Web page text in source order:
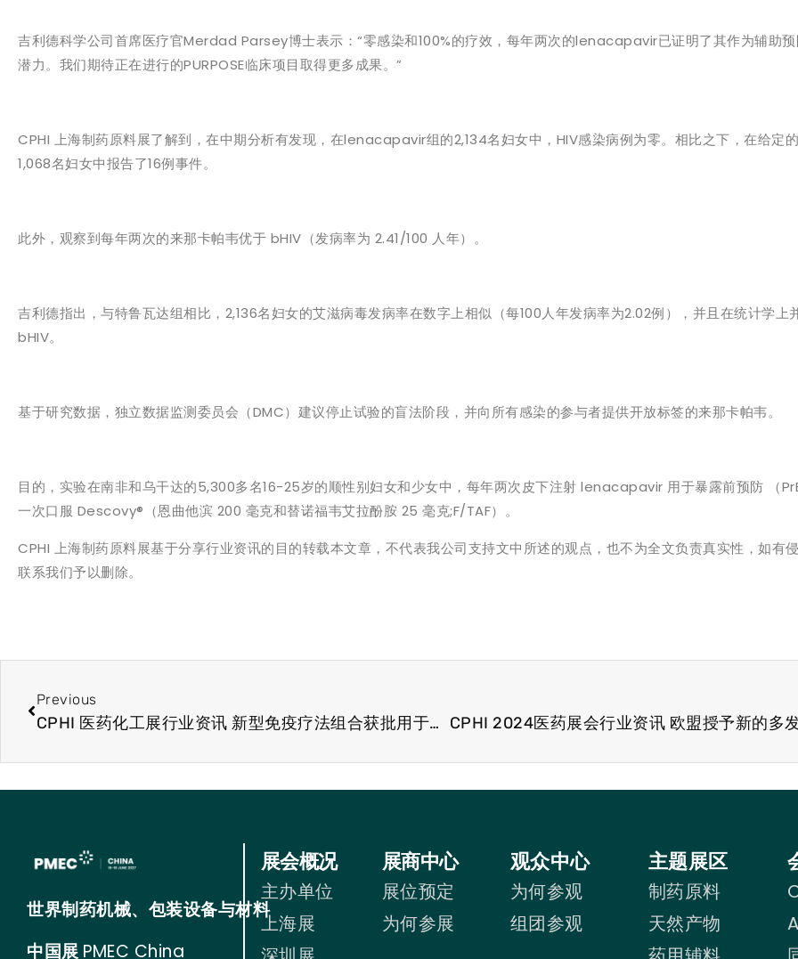
吉利德科学公司首席医疗官Merdad Parsey博士表示：“零感染和100%的疗效，每年两次的lenacapavir已证明了其作为辅助预
潜力。我们期待正在进行的PURPOSE临床项目取得更多成果。”
CPHI 上海制药原料展了解到，在中期分析有发现，在lenacapavir组的2,134名妇女中，HIV感染病例为零。相比之下，在给定
1,068名妇女中报告了16例事件。
此外，观察到每年两次的来那卡帕韦优于 bHIV（发病率为 2.41/100 人年）。
吉利德指出，与特鲁瓦达组相比，2,136名妇女的艾滋病毒发病率在数字上相似（每100人年发病率为2.02例），并且在统计学上
bHIV。
基于研究数据，独立数据监测委员会（DMC）建议停止试验的盲法阶段，并向所有感染的参与者提供开放标签的来那卡帕韦。
目的，实验在南非和乌干达的5,300多名16-25岁的顺性别妇女和少女中，每年两次皮下注射 lenacapavir 用于暴露前预防 （
一次口服 Descovy®（恩曲他滨 200 毫克和替诺福韦艾拉酚胺 25 毫克;F/TAF）。
CPHI 上海制药原料展基于分享行业资讯的目的转载本文章，不代表我公司支持文中所述的观点，也不为全文负责真实性，如有
联系我们予以删除。
Previous
CPHI 医药化工展行业资讯 新型免疫疗法组合获批用于子宫内膜癌
世界制药机械、包装设备与材料
中国展 PMEC China
展会概况
主办单位
上海展
展商中心
展位预定
为何参展
观众中心
为何参观
组团参观
主题展区
制药原料
天然产物